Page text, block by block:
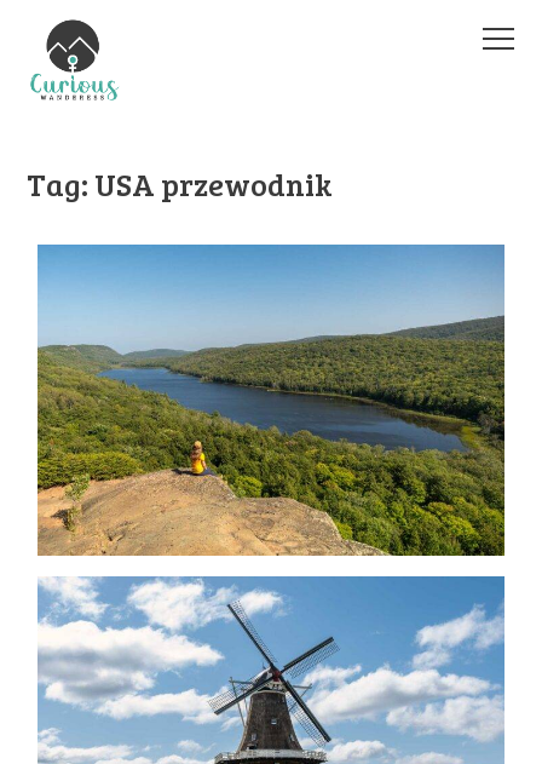
Tag: USA przewodnik